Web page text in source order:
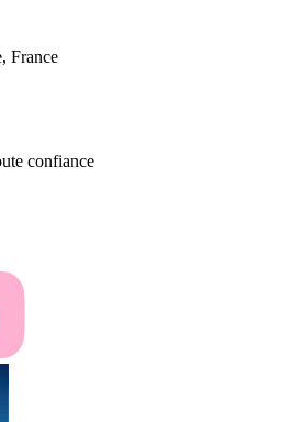
France
confiance